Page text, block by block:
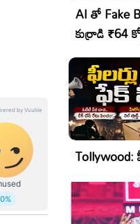
AI తో Fake
కుర్రాడి ₹64
ఆపరేషన్!
Tollywood: